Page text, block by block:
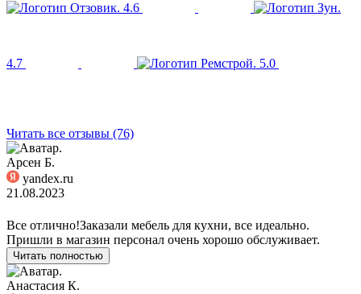
4.6
4.7 5.0
Читать все отзывы (76)
Арсен Б.
yandex.ru
21.08.2023
Все отлично!Заказали мебель для кухни, все идеально.
Пришли в магазин персонал очень хорошо обслуживает.
Читать полностью
Анастасия К.